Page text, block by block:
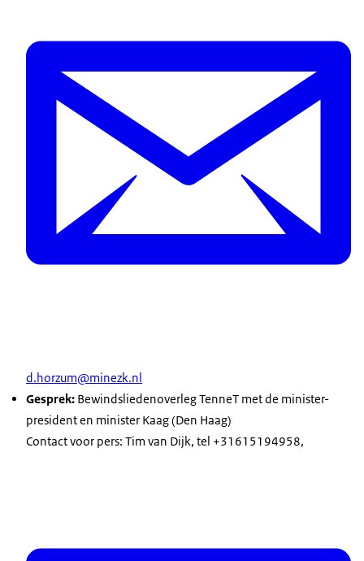
d.horzum@minezk.nl
Gesprek: Bewindsliedenoverleg TenneT met de minister-
president en minister Kaag (Den Haag)
Contact voor pers: Tim van Dijk, tel +31615194958,